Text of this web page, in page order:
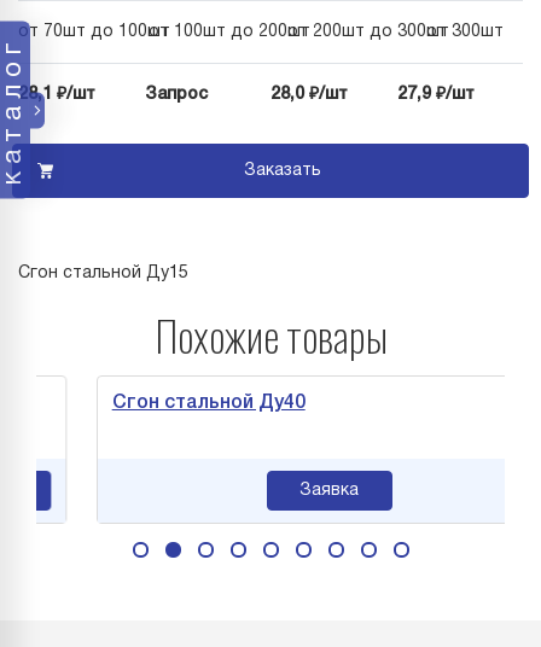
каталог
от 70шт до 100штот 100шт до 200штот 200шт до 300штот 300шт
28,1 ₽/шт Запрос 28,0 ₽/шт 27,9 ₽/шт
Заказать
Сгон стальной Ду15
Похожие товары
Сгон стальной Ду40
Заявка